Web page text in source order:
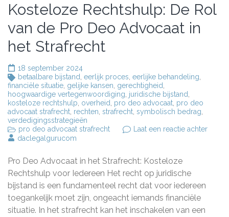
Kosteloze Rechtshulp: De Rol
van de Pro Deo Advocaat in
het Strafrecht
18 september 2024
betaalbare bijstand eerlijk proces eerlijke behandeling
financiële situatie gelijke kansen gerechtigheid
hoogwaardige vertegenwoordiging juridische bijstand
kosteloze rechtshulp overheid pro deo advocaat pro deo
advocaat strafrecht rechten strafrecht symbolisch bedrag
verdedigingsstrategieën
pro deo advocaat strafrecht
Laat een reactie achterop
daclegalgurucom
Pro Deo Advocaat in het Strafrecht: Kosteloze
Rechtshulp voor Iedereen Het recht op juridische
bijstand is een fundamenteel recht dat voor iedereen
toegankelijk moet zijn, ongeacht iemands financiële
situatie. In het strafrecht kan het inschakelen van een